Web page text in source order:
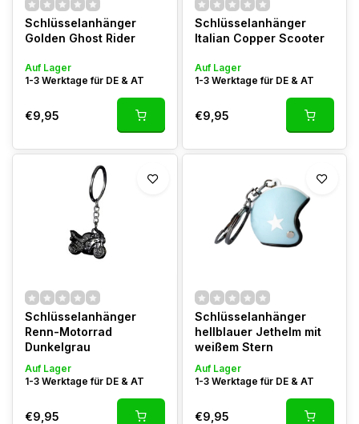
Schlüsselanhänger
Golden Ghost Rider
Auf Lager
1-3 Werktage für DE & AT
€9,95
Schlüsselanhänger
Italian Copper Scooter
Auf Lager
1-3 Werktage für DE & AT
€9,95
Schlüsselanhänger
Renn-Motorrad
Dunkelgrau
Auf Lager
1-3 Werktage für DE & AT
€9,95
Schlüsselanhänger
hellblauer Jethelm mit
weißem Stern
Auf Lager
1-3 Werktage für DE & AT
€9,95